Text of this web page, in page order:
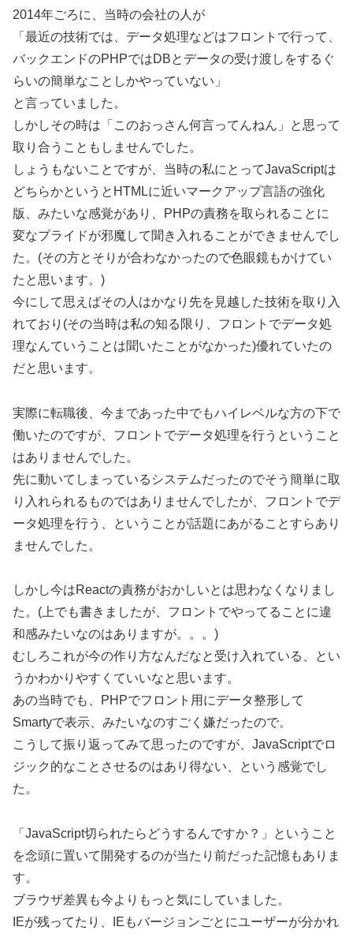
2014年ごろに、当時の会社の人が
「最近の技術では、データ処理などはフロントで行って、
バックエンドのPHPではDBとデータの受け渡しをするぐ
らいの簡単なことしかやっていない」
と言っていました。
しかしその時は「このおっさん何言ってんねん」と思って
取り合うこともしませんでした。
しょうもないことですが、当時の私にとってJavaScriptは
どちらかというとHTMLに近いマークアップ言語の強化
版、みたいな感覚があり、PHPの責務を取られることに
変なプライドが邪魔して聞き入れることができませんでし
た。(その方とそりが合わなかったので色眼鏡もかけてい
たと思います。)
今にして思えばその人はかなり先を見越した技術を取り入
れており(その当時は私の知る限り、フロントでデータ処
理なんていうことは聞いたことがなかった)優れていたの
だと思います。
実際に転職後、今まであった中でもハイレベルな方の下で
働いたのですが、フロントでデータ処理を行うということ
はありませんでした。
先に動いてしまっているシステムだったのでそう簡単に取
り入れられるものではありませんでしたが、フロントでデ
ータ処理を行う、ということが話題にあがることすらあり
ませんでした。
しかし今はReactの責務がおかしいとは思わなくなりまし
た。(上でも書きましたが、フロントでやってることに違
和感みたいなのはありますが。。。)
むしろこれが今の作り方なんだなと受け入れている、とい
うかわかりやすくていいなと思います。
あの当時でも、PHPでフロント用にデータ整形して
Smartyで表示、みたいなのすごく嫌だったので。
こうして振り返ってみて思ったのですが、JavaScriptでロ
ジック的なことさせるのはあり得ない、という感覚でし
た。
「JavaScript切られたらどうするんですか？」ということ
を念頭に置いて開発するのが当たり前だった記憶もありま
す。
ブラウザ差異も今よりもっと気にしていました。
IEが残ってたり、IEもバージョンごとにユーザーが分かれ